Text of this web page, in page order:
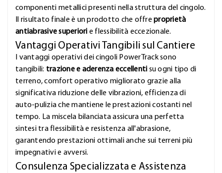
componenti metallici presenti nella struttura del cingolo.
Il risultato finale è un prodotto che offreproprietà
antiabrasive superiori e flessibilità eccezionale.
Vantaggi Operativi Tangibili sul Cantiere
I vantaggi operativi dei cingoli PowerTrack sono
tangibili: trazione e aderenza eccellenti su ogni tipo di
terreno, comfort operativo migliorato grazie alla
significativa riduzione delle vibrazioni, efficienza di
auto-pulizia che mantiene le prestazioni costanti nel
tempo. La miscela bilanciata assicura una perfetta
sintesi tra flessibilità e resistenza all'abrasione,
garantendo prestazioni ottimali anche sui terreni più
impegnativi e avversi.
Consulenza Specializzata e Assistenza